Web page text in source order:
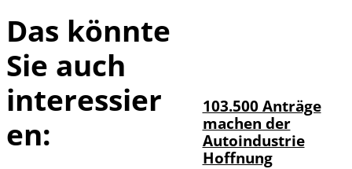
Das könnte
Sie auch
interessier
en:
103.500 Anträge
machen der
Autoindustrie
Hoffnung